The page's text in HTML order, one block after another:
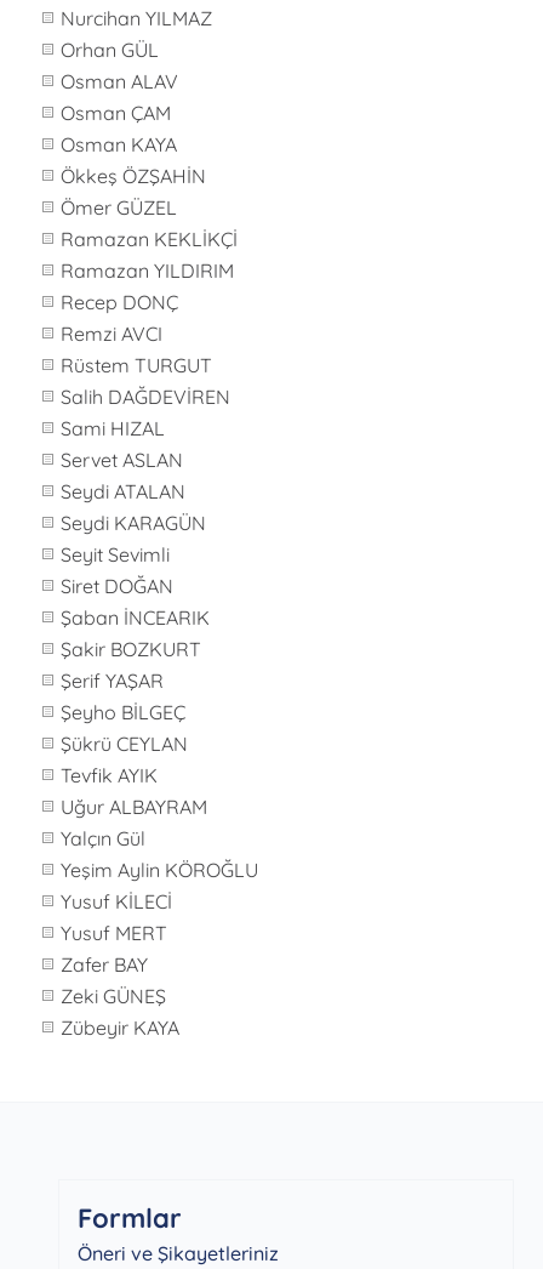
Nurcihan YILMAZ
Orhan GÜL
Osman ALAV
Osman ÇAM
Osman KAYA
Ökkeş ÖZŞAHİN
Ömer GÜZEL
Ramazan KEKLİKÇİ
Ramazan YILDIRIM
Recep DONÇ
Remzi AVCI
Rüstem TURGUT
Salih DAĞDEVİREN
Sami HIZAL
Servet ASLAN
Seydi ATALAN
Seydi KARAGÜN
Seyit Sevimli
Siret DOĞAN
Şaban İNCEARIK
Şakir BOZKURT
Şerif YAŞAR
Şeyho BİLGEÇ
Şükrü CEYLAN
Tevfik AYIK
Uğur ALBAYRAM
Yalçın Gül
Yeşim Aylin KÖROĞLU
Yusuf KİLECİ
Yusuf MERT
Zafer BAY
Zeki GÜNEŞ
Zübeyir KAYA
Formlar
Öneri ve Şikayetleriniz